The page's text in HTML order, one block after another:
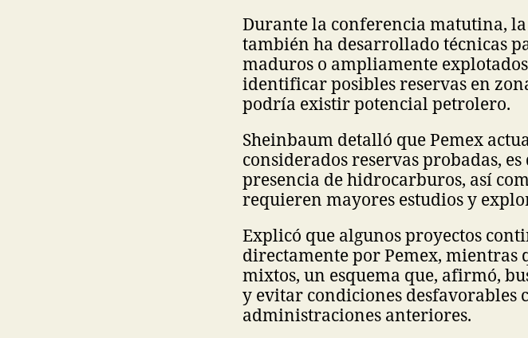
Durante la conferencia matutina,
también ha desarrollado técnicas
maduros o ampliamente
identificar posibles reservas en
podría existir potencial petrolero.
Sheinbaum detalló que Pemex
considerados reservas probadas,
presencia de hidrocarburos, así
requieren mayores estudios y
Explicó que algunos proyectos
directamente por Pemex, mientras
mixtos, un esquema que, afirmó,
y evitar condiciones desfavorables
administraciones anteriores.